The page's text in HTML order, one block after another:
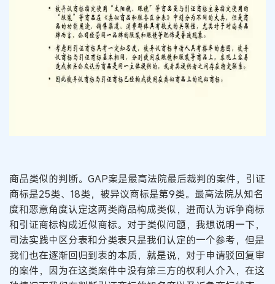
商品类似的判断。GAP案是最高法院最后裁判的案件，引证
商标是25类、18类，被异议商标是第9类。最高法院从知名
度和恶意角度认定这两类商品构成类似，进而认为诉争商标
和引证商标构成近似商标。对于类似问题，我想说明一下，
司法实践中区分表和分类表只是我们认定的一个参考，但是
我们也在逐渐回归到表的本质，就是说，对于申请驳回复审
的案件，因为在这类案件中没有第三方的权利人介入，在这